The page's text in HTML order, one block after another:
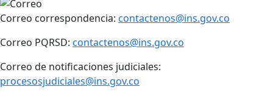
Correo correspondencia: contactenos@ins.gov.co
Correo PQRSD: contactenos@ins.gov.co
Correo de notificaciones judiciales:
procesosjudiciales@ins.gov.co